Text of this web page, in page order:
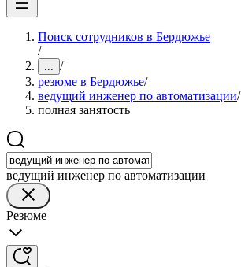
Поиск сотрудников в Бердюжье
/
... /
резюме в Бердюжье/
ведущий инженер по автоматизации/
полная занятость
ведущий инженер по автоматизации
Резюме